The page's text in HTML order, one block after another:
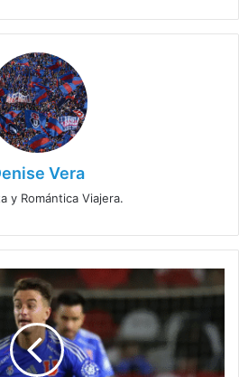
Vera
y Romántica Viajera.